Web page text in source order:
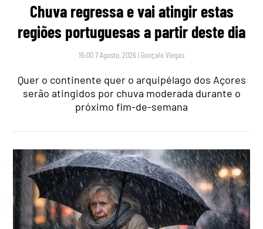
Chuva regressa e vai atingir estas
regiões portuguesas a partir deste dia
16:00 7 Agosto, 2026 | Gonçalo Viegas
Quer o continente quer o arquipélago dos Açores
serão atingidos por chuva moderada durante o
próximo fim-de-semana